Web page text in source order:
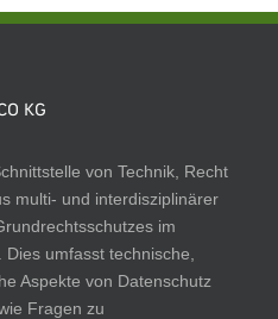
KG
von Technik, Recht
multi- und interdisziplinärer
im
umfasst technische,
Aspekte von Datenschutz
Fragen zu